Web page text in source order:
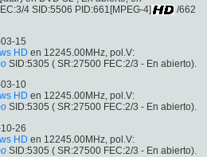
4 SID:5506 PID:661[MPEG-4]
/662
15
HD en 12245.00MHz, pol.V:
SID:5305 ( SR:27500 FEC:2/3 - En abierto).
10
HD en 12245.00MHz, pol.V:
SID:5305 ( SR:27500 FEC:2/3 - En abierto).
10-26
HD en 12245.00MHz, pol.V:
SID:5305 ( SR:27500 FEC:2/3 - En abierto).